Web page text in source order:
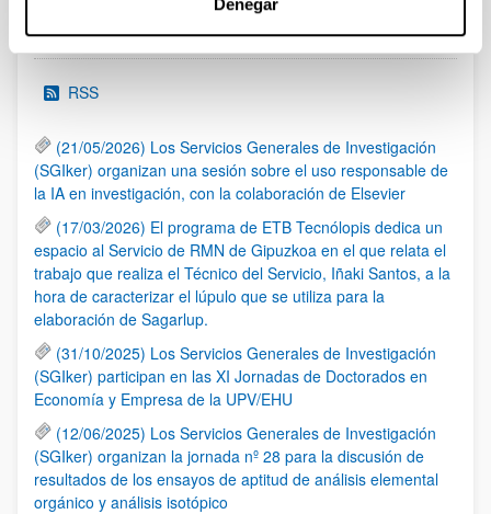
Denegar
Noticias
RSS
(21/05/2026) Los Servicios Generales de Investigación
(SGIker) organizan una sesión sobre el uso responsable de
la IA en investigación, con la colaboración de Elsevier
(17/03/2026) El programa de ETB Tecnólopis dedica un
espacio al Servicio de RMN de Gipuzkoa en el que relata el
trabajo que realiza el Técnico del Servicio, Iñaki Santos, a la
hora de caracterizar el lúpulo que se utiliza para la
elaboración de Sagarlup.
(31/10/2025) Los Servicios Generales de Investigación
(SGIker) participan en las XI Jornadas de Doctorados en
Economía y Empresa de la UPV/EHU
(12/06/2025) Los Servicios Generales de Investigación
(SGIker) organizan la jornada nº 28 para la discusión de
resultados de los ensayos de aptitud de análisis elemental
orgánico y análisis isotópico